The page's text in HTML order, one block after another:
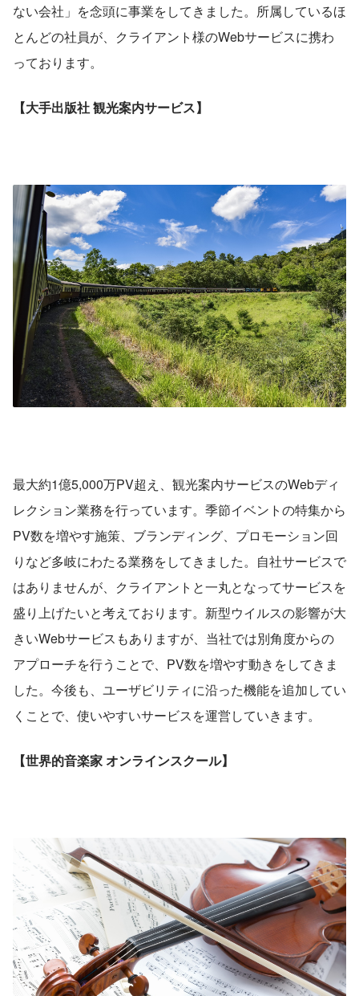
ない会社」を念頭に事業をしてきました。所属しているほ
とんどの社員が、クライアント様のWebサービスに携わ
っております。
【大手出版社 観光案内サービス】
最大約1億5,000万PV超え、観光案内サービスのWebディ
レクション業務を行っています。季節イベントの特集から
PV数を増やす施策、ブランディング、プロモーション回
りなど多岐にわたる業務をしてきました。自社サービスで
はありませんが、クライアントと一丸となってサービスを
盛り上げたいと考えております。新型ウイルスの影響が大
きいWebサービスもありますが、当社では別角度からの
アプローチを行うことで、PV数を増やす動きをしてきま
した。今後も、ユーザビリティに沿った機能を追加してい
くことで、使いやすいサービスを運営していきます。
【世界的音楽家 オンラインスクール】